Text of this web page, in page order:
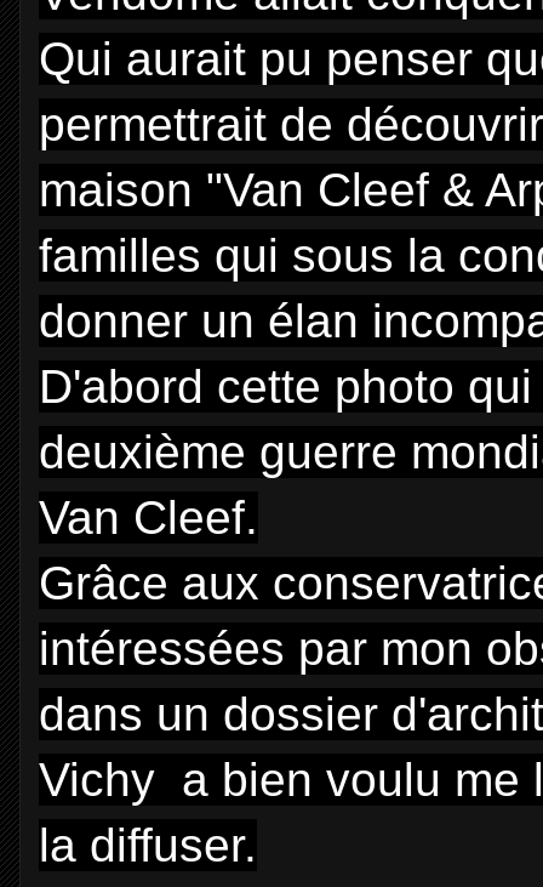
Qui aurait pu penser
permettrait de
maison "Van Cleef &
familles qui sous la
donner un élan
D'abord cette photo
deuxième guerre
Van Cleef.
Grâce aux
intéressées par mon
dans un dossier
Vichy a bien voulu me
la diffuser.